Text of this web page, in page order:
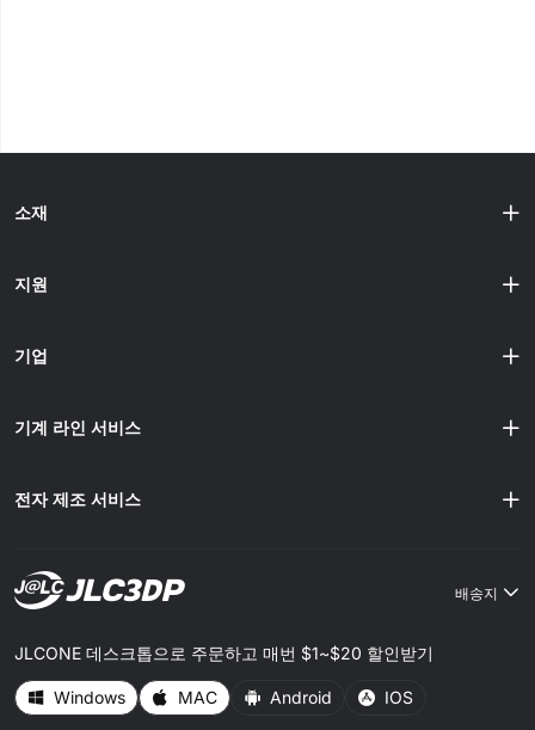
소재
지원
기업
기계 라인 서비스
전자 제조 서비스
배송지
JLCONE 데스크톱으로 주문하고 매번 $1~$20 할인받기
Windows MAC Android IOS